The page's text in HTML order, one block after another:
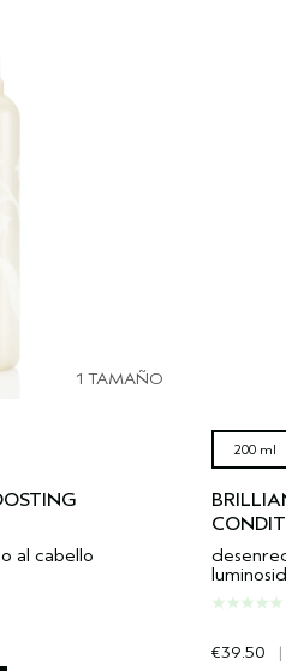
1 TAMAÑO
al cabello
200 ml
€39.50 |